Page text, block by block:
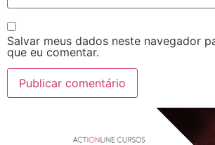
Salvar meus dados neste navegador
que eu comentar.